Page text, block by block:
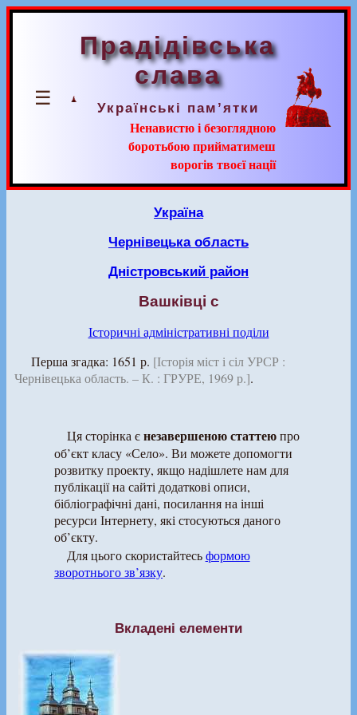
☰
Прадідівська
слава
Українські пам’ятки
Ненавистю і безоглядною
боротьбою прийматимеш
ворогів твоєї нації
Україна
Чернівецька область
Дністровський район
Вашківці с
Історичні адміністративні поділи
Перша згадка: 1651 р. [Історія міст і сіл УРСР :
Чернівецька область. – К. : ГРУРЕ, 1969 р.].
Ця сторінка єнезавершеною статтеюпро
об’єкт класу «Село». Ви можете допомогти
розвитку проекту, якщо надішлете нам для
публікації на сайті додаткові описи,
бібліографічні дані, посилання на інші
ресурси Інтернету, які стосуються даного
об’єкту.
Для цього скористайтесьформою
зворотнього зв’язку.
Вкладені елементи